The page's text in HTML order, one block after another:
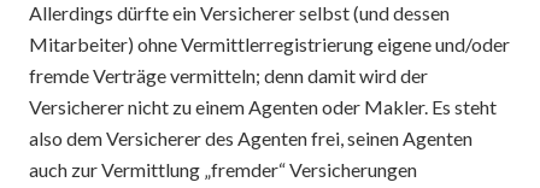
Allerdings dürfte ein Versicherer selbst (und dessen
Mitarbeiter) ohne Vermittlerregistrierung eigene und/oder
fremde Verträge vermitteln; denn damit wird der
Versicherer nicht zu einem Agenten oder Makler. Es steht
also dem Versicherer des Agenten frei, seinen Agenten
auch zur Vermittlung „fremder“ Versicherungen